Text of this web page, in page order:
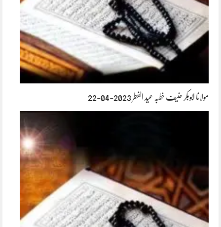
مولانا ابوبکر حنیف خطبہ عید الفطر 2023-04-22